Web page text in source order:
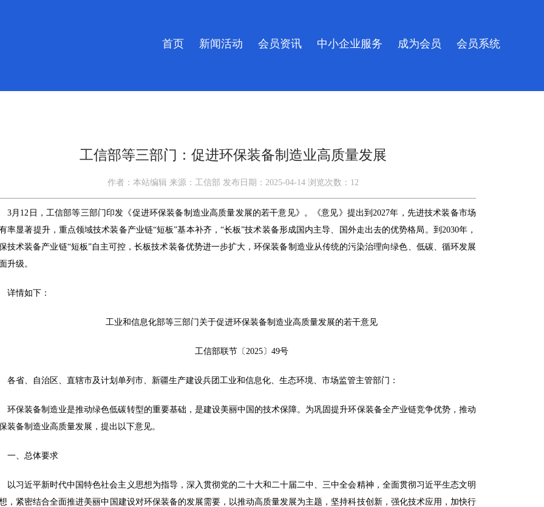
首页 新闻活动 会员资讯 中小企业服务 成为会员 会员系统
工信部等三部门：促进环保装备制造业高质量发展
作者： 本站编辑 来源： 工信部 发布日期： 2025-04-14 浏览次数： 12
3月12日，工信部等三部门印发《促进环保装备制造业高质量发展的若干意见》。《意见》提出到2027年，先进技术装备市场
率显著提升，重点领域技术装备产业链“短板”基本补齐，“长板”技术装备形成国内主导、国外走出去的优势格局。到2030年，
技术装备产业链“短板”自主可控，长板技术装备优势进一步扩大，环保装备制造业从传统的污染治理向绿色、低碳、循环发展
升级。
详情如下：
工业和信息化部等三部门关于促进环保装备制造业高质量发展的若干意见
工信部联节〔2025〕49号
各省、自治区、直辖市及计划单列市、新疆生产建设兵团工业和信息化、生态环境、市场监管主管部门：
环保装备制造业是推动绿色低碳转型的重要基础，是建设美丽中国的技术保障。为巩固提升环保装备全产业链竞争优势，推动
装备制造业高质量发展，提出以下意见。
一、总体要求
以习近平新时代中国特色社会主义思想为指导，深入贯彻党的二十大和二十届二中、三中全会精神，全面贯彻习近平生态文明
，紧密结合全面推进美丽中国建设对环保装备的发展需要，以推动高质量发展为主题，坚持科技创新，强化技术应用，加快行